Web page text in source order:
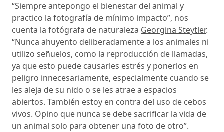
“Siempre antepongo el bienestar del animal y
practico la fotografía de mínimo impacto”, nos
cuenta la fotógrafa de naturaleza Georgina Steytler.
“Nunca ahuyento deliberadamente a los animales ni
utilizo señuelos, como la reproducción de llamadas,
ya que esto puede causarles estrés y ponerlos en
peligro innecesariamente, especialmente cuando se
les aleja de su nido o se les atrae a espacios
abiertos. También estoy en contra del uso de cebos
vivos. Opino que nunca se debe sacrificar la vida de
un animal solo para obtener una foto de otro”.